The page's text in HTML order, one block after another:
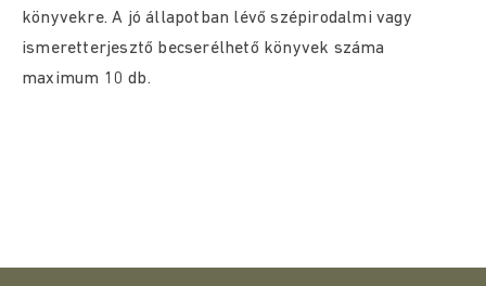
könyvekre. A jó állapotban lévő szépirodalmi vagy
ismeretterjesztő becserélhető könyvek száma
maximum 10 db.